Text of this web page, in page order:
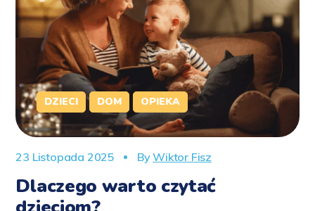
DZIECI DOM OPIEKA
23 Listopada 2025 ByWiktor Fisz
Dlaczego warto czytać